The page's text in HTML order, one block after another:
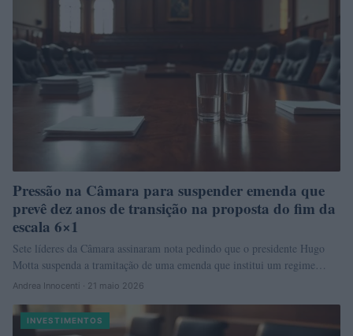
Pressão na Câmara para suspender emenda que
prevê dez anos de transição na proposta do fim da
escala 6×1
Sete líderes da Câmara assinaram nota pedindo que o presidente Hugo
Motta suspenda a tramitação de uma emenda que institui um regime…
Andrea Innocenti · 21 maio 2026
INVESTIMENTOS